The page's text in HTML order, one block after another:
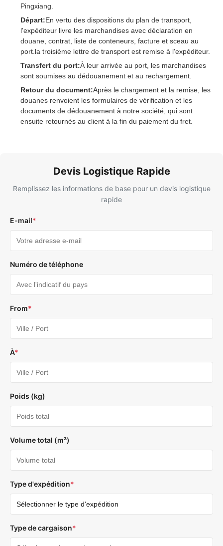
Pingxiang.
Départ:En vertu des dispositions du plan de transport,
l'expéditeur livre les marchandises avec déclaration en
douane, contrat, liste de conteneurs, facture et sceau au
port.la troisième lettre de transport est remise à l'expéditeur.
Transfert du port:À leur arrivée au port, les marchandises
sont soumises au dédouanement et au rechargement.
Retour du document:Après le chargement et la remise, les
douanes renvoient les formulaires de vérification et les
documents de dédouanement à notre société, qui sont
ensuite retournés au client à la fin du paiement du fret.
Devis Logistique Rapide
Remplissez les informations de base pour un devis logistique
rapide
E-mail*
Numéro de téléphone
From*
À*
Poids (kg)
Volume total (m³)
Type d'expédition*
Type de cargaison*